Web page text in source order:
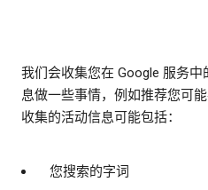
我们会收集您在 Google 服务
息做一些事情，例如推荐您可
收集的活动信息可能包括：
您搜索的字词